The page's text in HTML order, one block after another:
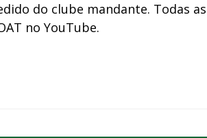
do clube mandante. Todas as
no YouTube.